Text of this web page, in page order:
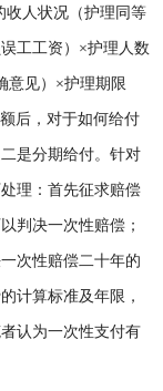
人状况（护理同等
工工资）×护理人数
意见）×护理期限
后，对于如何给付
是分期给付。针对
理：首先征求赔偿
判决一次性赔偿；
次性赔偿二十年的
计算标准及年限，
认为一次性支付有